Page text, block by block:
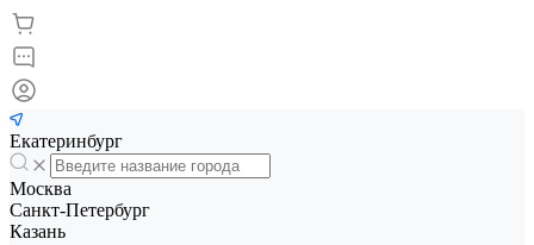
Екатеринбург
Москва
Санкт-Петербург
Казань